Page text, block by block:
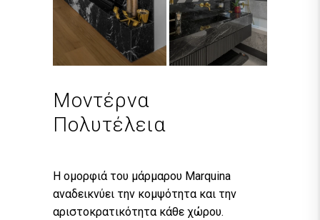
Μοντέρνα
Πολυτέλεια
Η ομορφιά του μάρμαρου Marquina
αναδεικνύει την κομψότητα και την
αριστοκρατικότητα κάθε χώρου.